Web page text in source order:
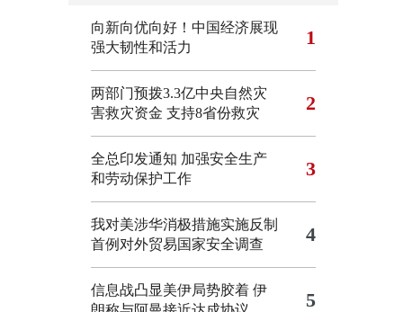
向新向优向好！中国经济展现
强大韧性和活力
1
两部门预拨3.3亿中央自然灾
害救灾资金 支持8省份救灾
2
全总印发通知 加强安全生产
和劳动保护工作
3
我对美涉华消极措施实施反制
首例对外贸易国家安全调查
4
信息战凸显美伊局势胶着 伊
5